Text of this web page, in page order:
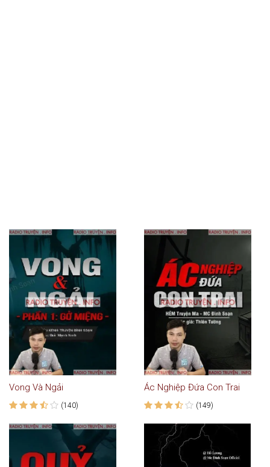
Vong Và Ngải
(140)
Ác Nghiệp Đứa Con Trai
(149)